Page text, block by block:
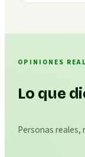
OPINIONES
Lo que
Personas reales,